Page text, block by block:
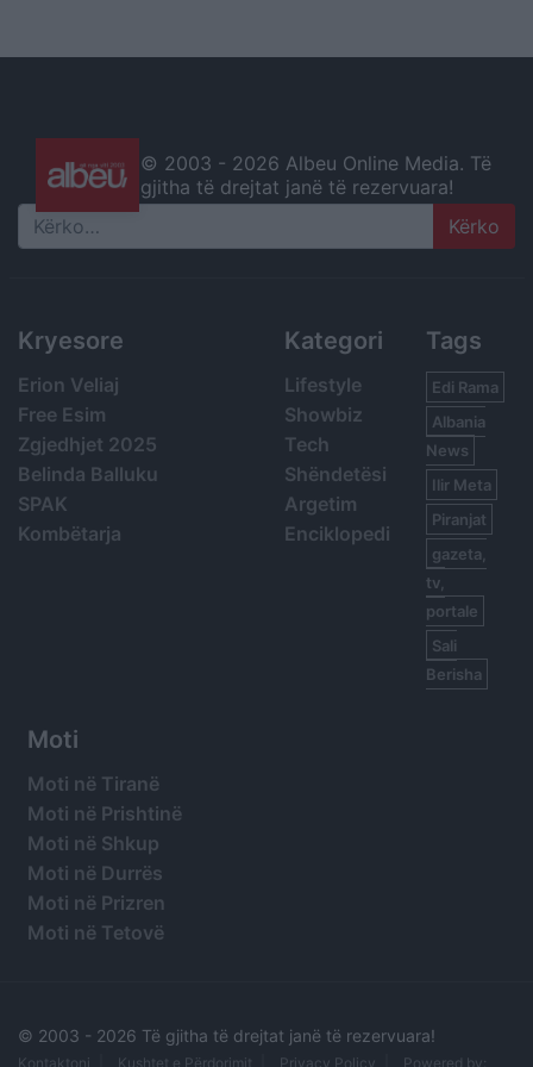
© 2003 - 2026 Albeu Online Media. Të
gjitha të drejtat janë të rezervuara!
Search
Kryesore
Erion Veliaj
Free Esim
Zgjedhjet 2025
Belinda Balluku
SPAK
Kombëtarja
Kategori
Lifestyle
Showbiz
Tech
Shëndetësi
Argetim
Enciklopedi
Tags
Edi Rama
Albania
News
Ilir Meta
Piranjat
gazeta,
tv,
portale
Sali
Berisha
Moti
Moti në Tiranë
Moti në Prishtinë
Moti në Shkup
Moti në Durrës
Moti në Prizren
Moti në Tetovë
© 2003 - 2026 Të gjitha të drejtat janë të rezervuara!
Kontaktoni Kushtet e Përdorimit Privacy Policy Powered by: